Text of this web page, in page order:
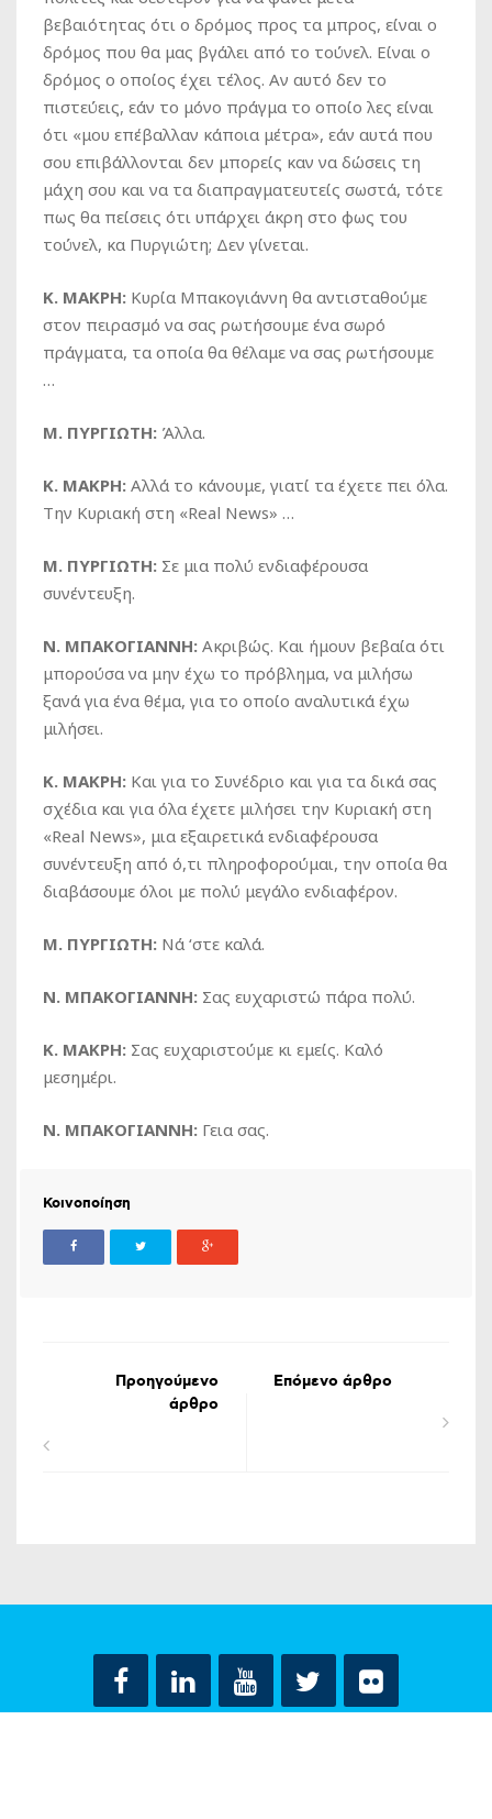
βεβαιότητας ότι ο δρόμος προς τα μπρος, είναι ο
δρόμος που θα μας βγάλει από το τούνελ. Είναι ο
δρόμος ο οποίος έχει τέλος. Αν αυτό δεν το
πιστεύεις, εάν το μόνο πράγμα το οποίο λες είναι
ότι «μου επέβαλλαν κάποια μέτρα», εάν αυτά που
σου επιβάλλονται δεν μπορείς καν να δώσεις τη
μάχη σου και να τα διαπραγματευτείς σωστά, τότε
πως θα πείσεις ότι υπάρχει άκρη στο φως του
τούνελ, κα Πυργιώτη; Δεν γίνεται.
Κ. ΜΑΚΡΗ: Κυρία Μπακογιάννη θα αντισταθούμε
στον πειρασμό να σας ρωτήσουμε ένα σωρό
πράγματα, τα οποία θα θέλαμε να σας ρωτήσουμε
…
Μ. ΠΥΡΓΙΩΤΗ: Άλλα.
Κ. ΜΑΚΡΗ: Αλλά το κάνουμε, γιατί τα έχετε πει όλα.
Την Κυριακή στη «Real News» …
Μ. ΠΥΡΓΙΩΤΗ: Σε μια πολύ ενδιαφέρουσα
συνέντευξη.
Ν. ΜΠΑΚΟΓΙΑΝΝΗ: Ακριβώς. Και ήμουν βεβαία ότι
μπορούσα να μην έχω το πρόβλημα, να μιλήσω
ξανά για ένα θέμα, για το οποίο αναλυτικά έχω
μιλήσει.
Κ. ΜΑΚΡΗ: Και για το Συνέδριο και για τα δικά σας
σχέδια και για όλα έχετε μιλήσει την Κυριακή στη
«Real News», μια εξαιρετικά ενδιαφέρουσα
συνέντευξη από ό,τι πληροφορούμαι, την οποία θα
διαβάσουμε όλοι με πολύ μεγάλο ενδιαφέρον.
Μ. ΠΥΡΓΙΩΤΗ: Νά ‘στε καλά.
Ν. ΜΠΑΚΟΓΙΑΝΝΗ: Σας ευχαριστώ πάρα πολύ.
Κ. ΜΑΚΡΗ: Σας ευχαριστούμε κι εμείς. Καλό
μεσημέρι.
Ν. ΜΠΑΚΟΓΙΑΝΝΗ: Γεια σας.
Κοινοποίηση
Προηγούμενο
άρθρο
Επόμενο άρθρο